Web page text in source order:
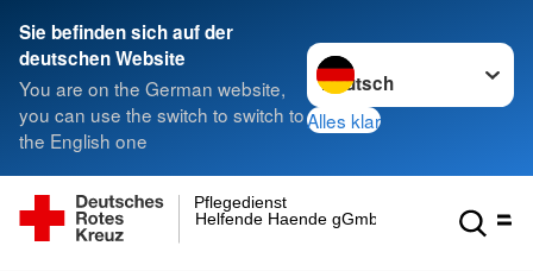
Sie befinden sich auf der
deutschen Website
You are on the German website,
you can use the switch to switch to
the English one
Sprache wechseln zu
Alles klar
Helfende Haende gGmbH
Pflegedienst